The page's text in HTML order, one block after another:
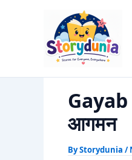
Home Horror Story
आगमन
ByStorydunia /